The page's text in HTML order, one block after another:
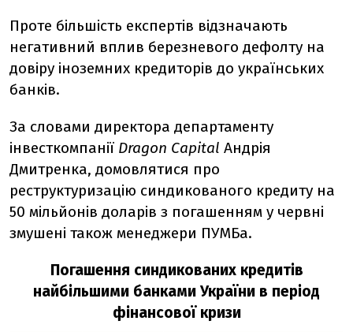
Проте більшість експертів відзначають
негативний вплив березневого дефолту на
довіру іноземних кредиторів до українських
банків.
За словами директора департаменту
інвесткомпанії Dragon Capital Андрія
Дмитренка, домовлятися про
реструктуризацію синдикованого кредиту на
50 мільйонів доларів з погашенням у червні
змушені також менеджери ПУМБа.
Погашення синдикованих кредитів
найбільшими банками України в період
фінансової кризи